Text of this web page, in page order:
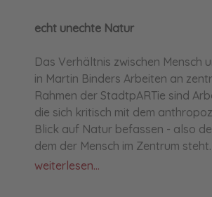
echt unechte Natur
Das Verhältnis zwischen Mensch
in Martin Binders Arbeiten an
Rahmen der StadtpARTie sind
die sich kritisch mit dem
Blick auf Natur befassen - also
dem der Mensch im Zentrum steht.
weiterlesen...